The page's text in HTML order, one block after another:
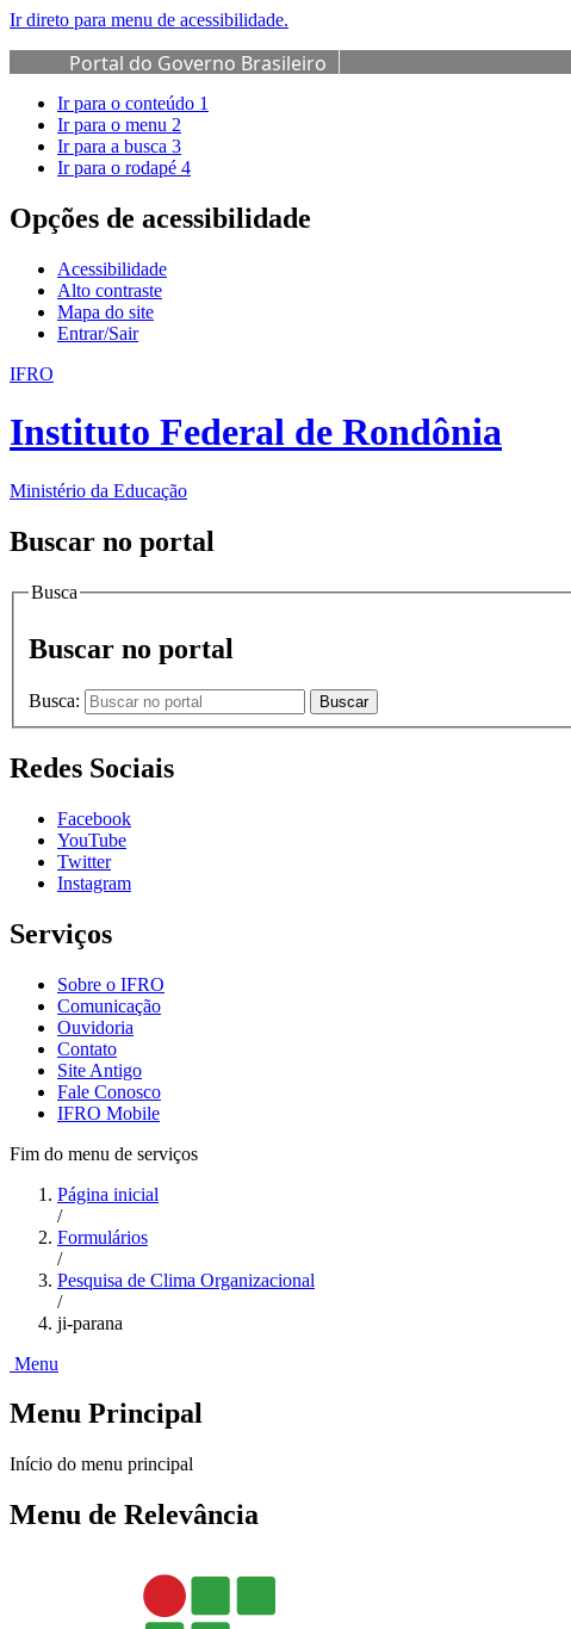
Ir direto para menu de acessibilidade.
Portal do Governo Brasileiro
Ir para o conteúdo 1
Ir para o menu 2
Ir para a busca 3
Ir para o rodapé 4
Opções de acessibilidade
Acessibilidade
Alto contraste
Mapa do site
Entrar/Sair
IFRO
Instituto Federal de Rondônia
Ministério da Educação
Buscar no portal
Busca
Buscar no portal
Busca: Buscar
Redes Sociais
Facebook
YouTube
Twitter
Instagram
Serviços
Sobre o IFRO
Comunicação
Ouvidoria
Contato
Site Antigo
Fale Conosco
IFRO Mobile
Fim do menu de serviços
Página inicial
/
Formulários
/
Pesquisa de Clima Organizacional
/
ji-parana
Menu
Menu Principal
Início do menu principal
Menu de Relevância